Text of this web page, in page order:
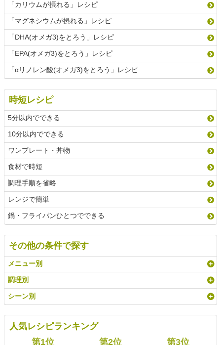
「カリウムが摂れる」レシピ
「マグネシウムが摂れる」レシピ
「DHA(オメガ3)をとろう」レシピ
「EPA(オメガ3)をとろう」レシピ
「αリノレン酸(オメガ3)をとろう」レシピ
時短レシピ
5分以内でできる
10分以内でできる
ワンプレート・丼物
食材で時短
調理手順を省略
レンジで簡単
鍋・フライパンひとつでできる
その他の条件で探す
メニュー別
調理別
シーン別
人気レシピランキング